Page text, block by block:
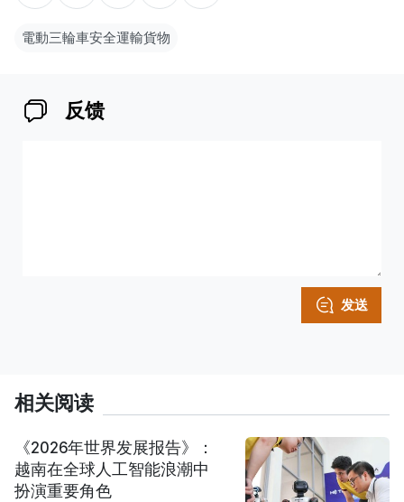
電動三輪車安全運輸貨物
反馈
发送
相关阅读
《2026年世界发展报告》：
越南在全球人工智能浪潮中
扮演重要角色